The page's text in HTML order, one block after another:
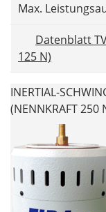
Max.
Datenblatt
125 N)
INERTIAL-
(NENNKRAFT 250